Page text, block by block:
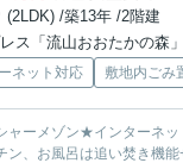
(2LDK) /築13年 /2階建
ス「流山おおたかの森
ネット対応 敷地内ごみ
ャーメゾン★インターネッ
ン、お風呂は追い焚き機